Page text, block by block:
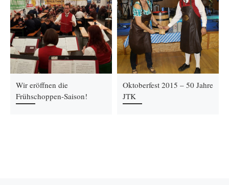
Wir eröffnen die
Frühschoppen-Saison!
Oktoberfest 2015 – 50 Jahre
JTK